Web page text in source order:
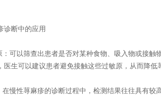
断中的应用
以筛查出患者是否对某种食物、吸入物或接触
医生可以建议患者避免接触这些过敏原，从而降低
性荨麻疹的诊断过程中，检测结果往往具有较